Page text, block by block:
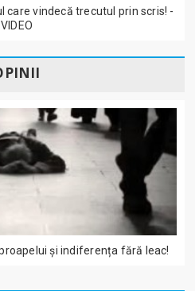
care vindecă trecutul prin scris! -
VIDEO
și indiferența fără leac!